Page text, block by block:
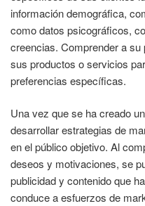
información demográfica,
como datos psicográficos,
creencias. Comprender a su
sus productos o servicios
preferencias específicas.
Una vez que se ha creado
desarrollar estrategias de
en el público objetivo. Al
deseos y motivaciones, se
publicidad y contenido que
conduce a esfuerzos de